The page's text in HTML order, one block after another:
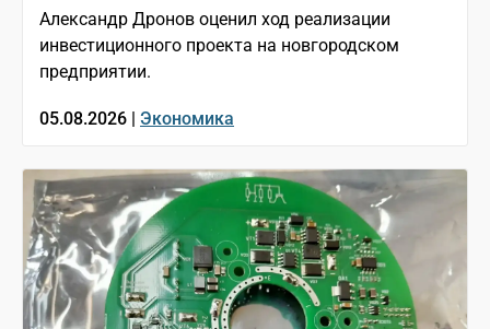
Александр Дронов оценил ход реализации
инвестиционного проекта на новгородском
предприятии.
05.08.2026 | Экономика